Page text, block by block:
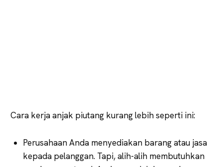
Cara kerja anjak piutang kurang lebih seperti ini:
Perusahaan Anda menyediakan barang atau jasa
kepada pelanggan. Tapi, alih-alih membutuhkan